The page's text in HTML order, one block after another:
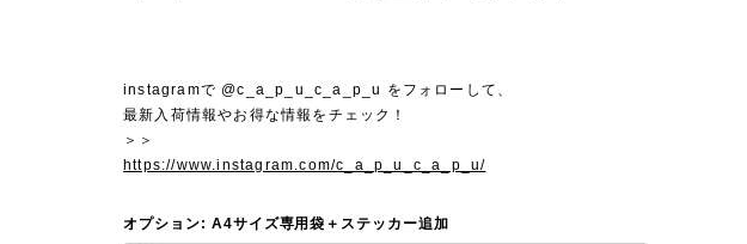
instagramで @c_a_p_u_c_a_p_u をフォローして、
最新入荷情報やお得な情報をチェック！
＞＞
https://www.instagram.com/c_a_p_u_c_a_p_u/
オプション: A4サイズ専用袋＋ステッカー追加